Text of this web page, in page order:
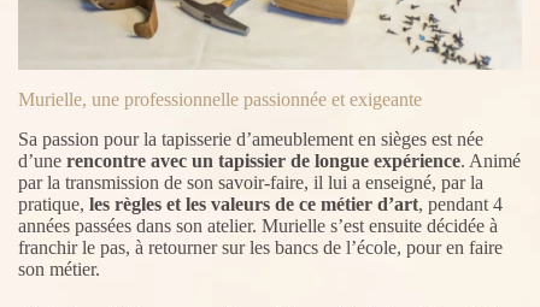
Murielle, une professionnelle passionnée et exigeante
Sa passion pour la tapisserie d’ameublement en sièges est née
d’une rencontre avec un tapissier de longue expérience. Animé
par la transmission de son savoir-faire, il lui a enseigné, par la
pratique, les règles et les valeurs de ce métier d’art, pendant 4
années passées dans son atelier. Murielle s’est ensuite décidée à
franchir le pas, à retourner sur les bancs de l’école, pour en faire
son métier.